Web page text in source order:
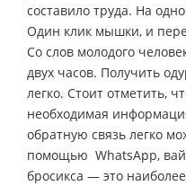
составило труда. На
Один клик мышки, и
Со слов молодого
двух часов. Получить
легко. Стоит отметить,
необходимая
обратную связь легко
помощью WhatsApp,
бросикса — это